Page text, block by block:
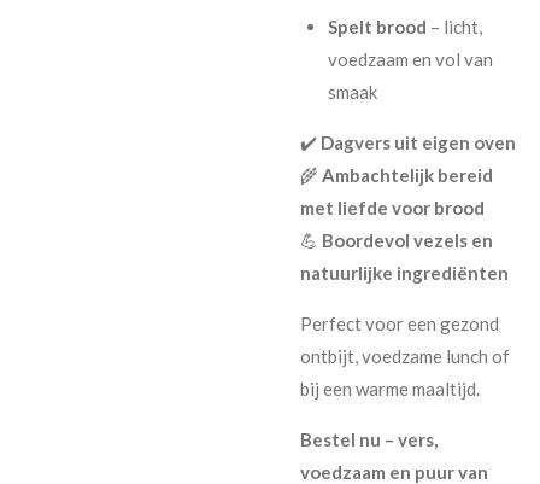
Spelt brood – licht,
voedzaam en vol van
smaak
✔️ Dagvers uit eigen oven
🌾 Ambachtelijk bereid
met liefde voor brood
💪 Boordevol vezels en
natuurlijke ingrediënten
Perfect voor een gezond
ontbijt, voedzame lunch of
bij een warme maaltijd.
Bestel nu – vers,
voedzaam en puur van